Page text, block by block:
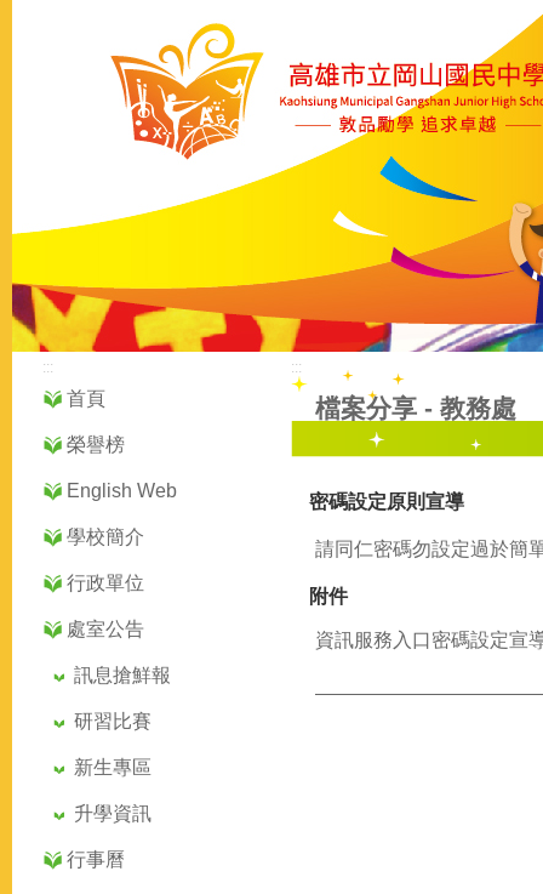
:::
首頁
榮譽榜
English Web
學校簡介
行政單位
處室公告
訊息搶鮮報
研習比賽
新生專區
升學資訊
行事曆
:::
檔案分享 - 教務處
密碼設定原則宣導
請同仁密碼勿設定過於簡
附件
資訊服務入口密碼設定宣